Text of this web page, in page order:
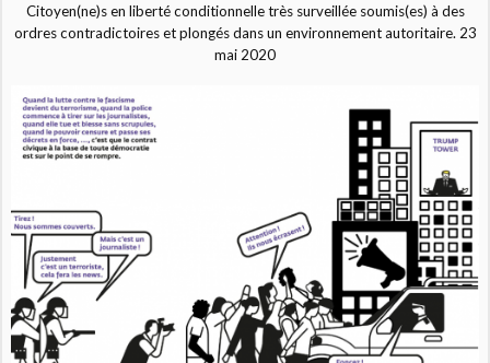
Citoyen(ne)s en liberté conditionnelle très surveillée soumis(es) à des
ordres contradictoires et plongés dans un environnement autoritaire. 23
mai 2020